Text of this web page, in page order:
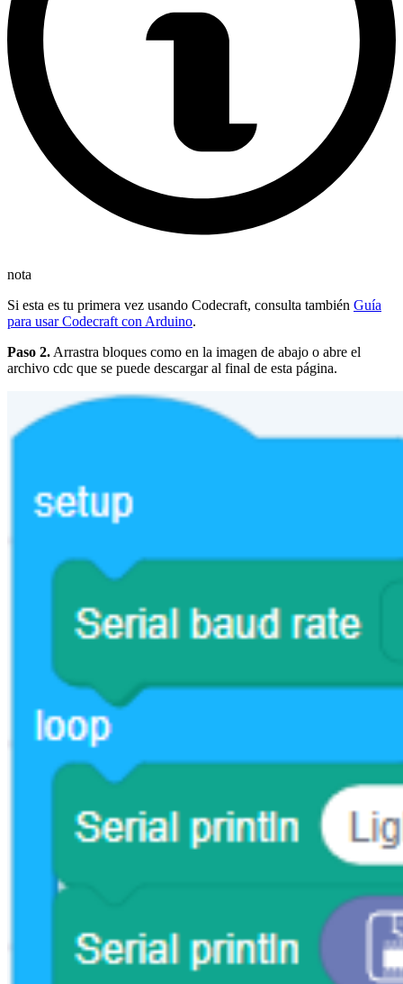
nota
Si esta es tu primera vez usando Codecraft, consulta también Guía
para usar Codecraft con Arduino.
Paso 2. Arrastra bloques como en la imagen de abajo o abre el
archivo cdc que se puede descargar al final de esta página.